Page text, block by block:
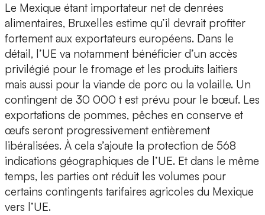
Le Mexique étant importateur net de denrées
alimentaires, Bruxelles estime qu’il devrait profiter
fortement aux exportateurs européens. Dans le
détail, l’UE va notamment bénéficier d’un accès
privilégié pour le fromage et les produits laitiers
mais aussi pour la viande de porc ou la volaille. Un
contingent de 30 000 t est prévu pour le bœuf. Les
exportations de pommes, pêches en conserve et
œufs seront progressivement entièrement
libéralisées. À cela s’ajoute la protection de 568
indications géographiques de l’UE. Et dans le même
temps, les parties ont réduit les volumes pour
certains contingents tarifaires agricoles du Mexique
vers l’UE.